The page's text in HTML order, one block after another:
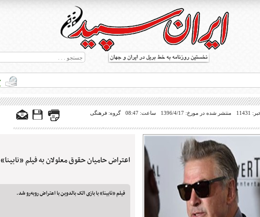
بریل در جهان
منتشر شده در مورخ: 1396/4/17 ساعت: 08:47 گروه: فرهنگی
اعتراض حامیان حقوق معلولان به فیلم «نابینا»‌
فیلم «نابینا»‌ با بازی الک بالدوین با اعتراض روبه‌رو شد.